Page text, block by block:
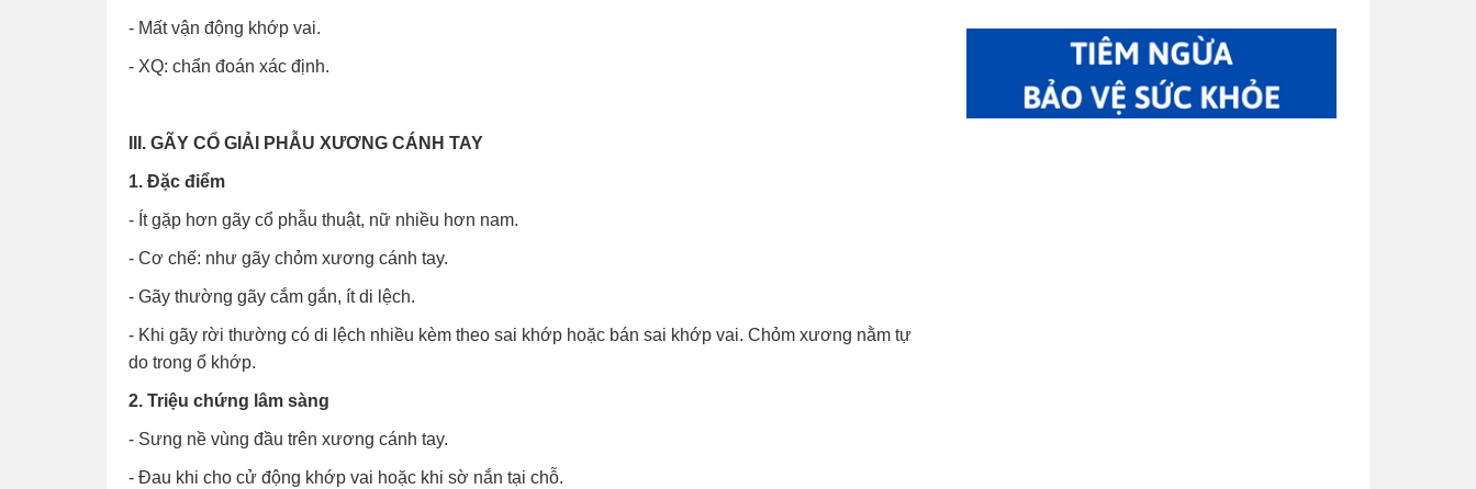
- Mất vận động khớp vai.
- XQ: chẩn đoán xác định.
III. GÃY CỔ GIẢI PHẪU XƯƠNG CÁNH TAY
1. Đặc điểm
- Ít gặp hơn gãy cổ phẫu thuật, nữ nhiều hơn nam.
- Cơ chế: như gãy chỏm xương cánh tay.
- Gãy thường gãy cắm gắn, ít di lệch.
- Khi gãy rời thường có di lệch nhiều kèm theo sai khớp hoặc bán sai khớp vai. Chỏm xương nằm tự
do trong ổ khớp.
2. Triệu chứng lâm sàng
- Sưng nề vùng đầu trên xương cánh tay.
- Đau khi cho cử động khớp vai hoặc khi sờ nắn tại chỗ.